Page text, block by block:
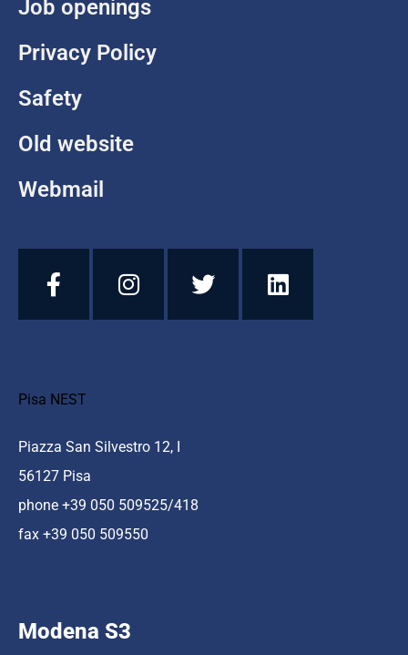
Job openings
Privacy Policy
Safety
Old website
Webmail
Pisa NEST
Piazza San Silvestro 12, I
56127 Pisa
phone +39 050 509525/418
fax +39 050 509550
Modena S3